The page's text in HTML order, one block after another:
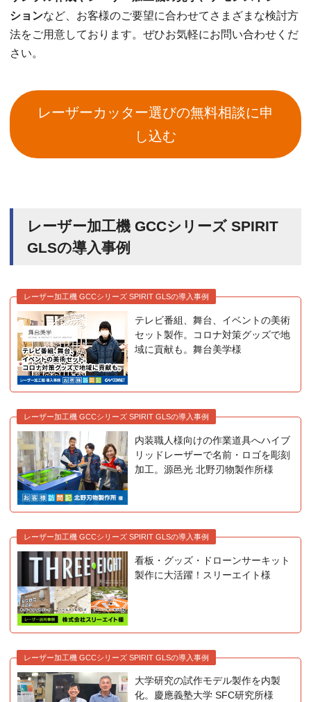
ションなど、お客様のご要望に合わせてさまざまな検討方
法をご用意しております。ぜひお気軽にお問い合わせくだ
さい。
レーザーカッター選びの無料相談に申
し込む
レーザー加工機 GCCシリーズ SPIRIT
GLSの導入事例
レーザー加工機 GCCシリーズ SPIRIT GLSの導入事例
テレビ番組、舞台、イベントの美術
セット製作。コロナ対策グッズで地
域に貢献も。舞台美学様
レーザー加工機 GCCシリーズ SPIRIT GLSの導入事例
内装職人様向けの作業道具へハイブ
リッドレーザーで名前・ロゴを彫刻
加工。源邑光 北野刃物製作所様
レーザー加工機 GCCシリーズ SPIRIT GLSの導入事例
看板・グッズ・ドローンサーキット
製作に大活躍！スリーエイト様
レーザー加工機 GCCシリーズ SPIRIT GLSの導入事例
大学研究の試作モデル製作を内製
化。慶應義塾大学 SFC研究所様